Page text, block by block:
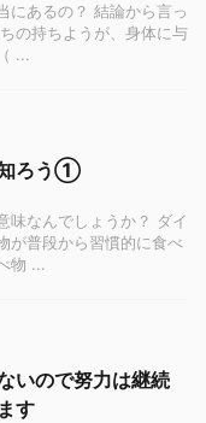
にあるの？ 結論から言っ
の持ちようが、身体に与
...
知ろう①
味なんでしょうか？ ダイ
が普段から習慣的に食べ
物 ...
いので努力は継続
す